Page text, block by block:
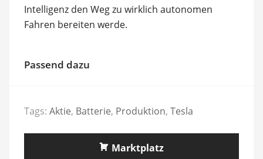
Intelligenz den Weg zu wirklich autonomen
Fahren bereiten werde.
Passend dazu
Tags: Aktie, Batterie, Produktion, Tesla
Marktplatz